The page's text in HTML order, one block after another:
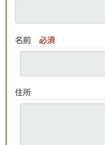
名前 必須
住所